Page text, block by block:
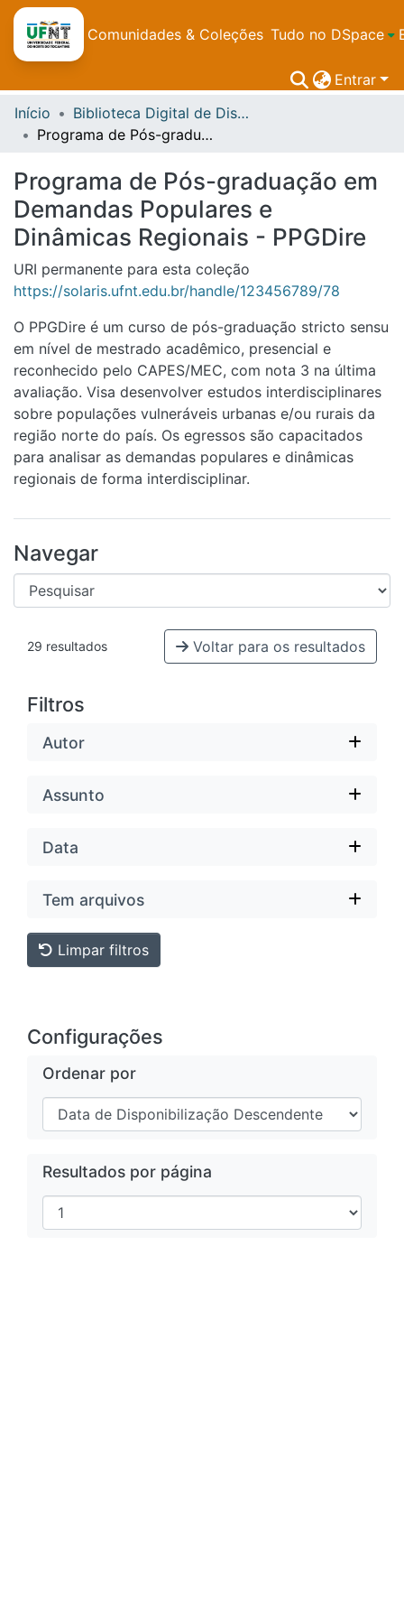
Comunidades & Coleções Tudo no DSpace
Entrar
Início
Biblioteca Digital de Dissertações e Teses da UFNT
Programa de Pós-graduação em Demandas Populares e Dinâmicas Regionais - PPGDire
Programa de Pós-graduação em
Demandas Populares e
Dinâmicas Regionais - PPGDire
URI permanente para esta coleção
https://solaris.ufnt.edu.br/handle/123456789/78
O PPGDire é um curso de pós-graduação stricto sensu
em nível de mestrado acadêmico, presencial e
reconhecido pelo CAPES/MEC, com nota 3 na última
avaliação. Visa desenvolver estudos interdisciplinares
sobre populações vulneráveis urbanas e/ou rurais da
região norte do país. Os egressos são capacitados
para analisar as demandas populares e dinâmicas
regionais de forma interdisciplinar.
Navegar
29 resultados Voltar para os resultados
Filtros
Autor
Assunto
Data
Tem arquivos
Limpar filtros
Configurações
Ordenar por
Resultados por página